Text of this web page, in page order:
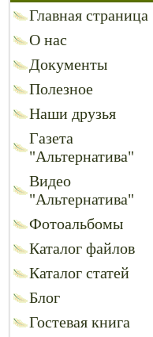
Главная страница
О нас
Документы
Полезное
Наши друзья
Газета
"Альтернатива"
Видео
"Альтернатива"
Фотоальбомы
Каталог файлов
Каталог статей
Блог
Гостевая книга